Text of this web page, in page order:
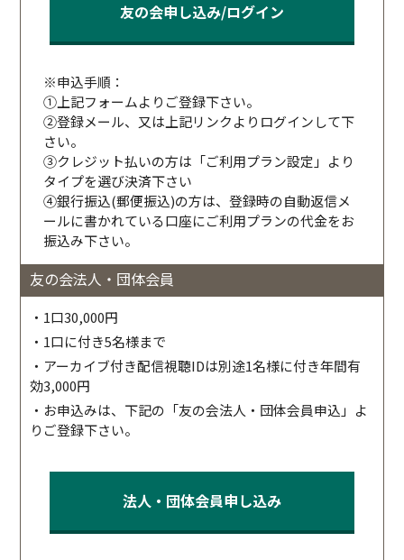
友の会申し込み/ログイン
※申込手順：
①上記フォームよりご登録下さい。
②登録メール、又は上記リンクよりログインして下
さい。
③クレジット払いの方は「ご利用プラン設定」より
タイプを選び決済下さい
④銀行振込(郵便振込)の方は、登録時の自動返信メ
ールに書かれている口座にご利用プランの代金をお
振込み下さい。
友の会法人・団体会員
・1口30,000円
・1口に付き5名様まで
・アーカイブ付き配信視聴IDは別途1名様に付き年間有
効3,000円
・お申込みは、下記の「友の会法人・団体会員申込」よ
りご登録下さい。
法人・団体会員申し込み